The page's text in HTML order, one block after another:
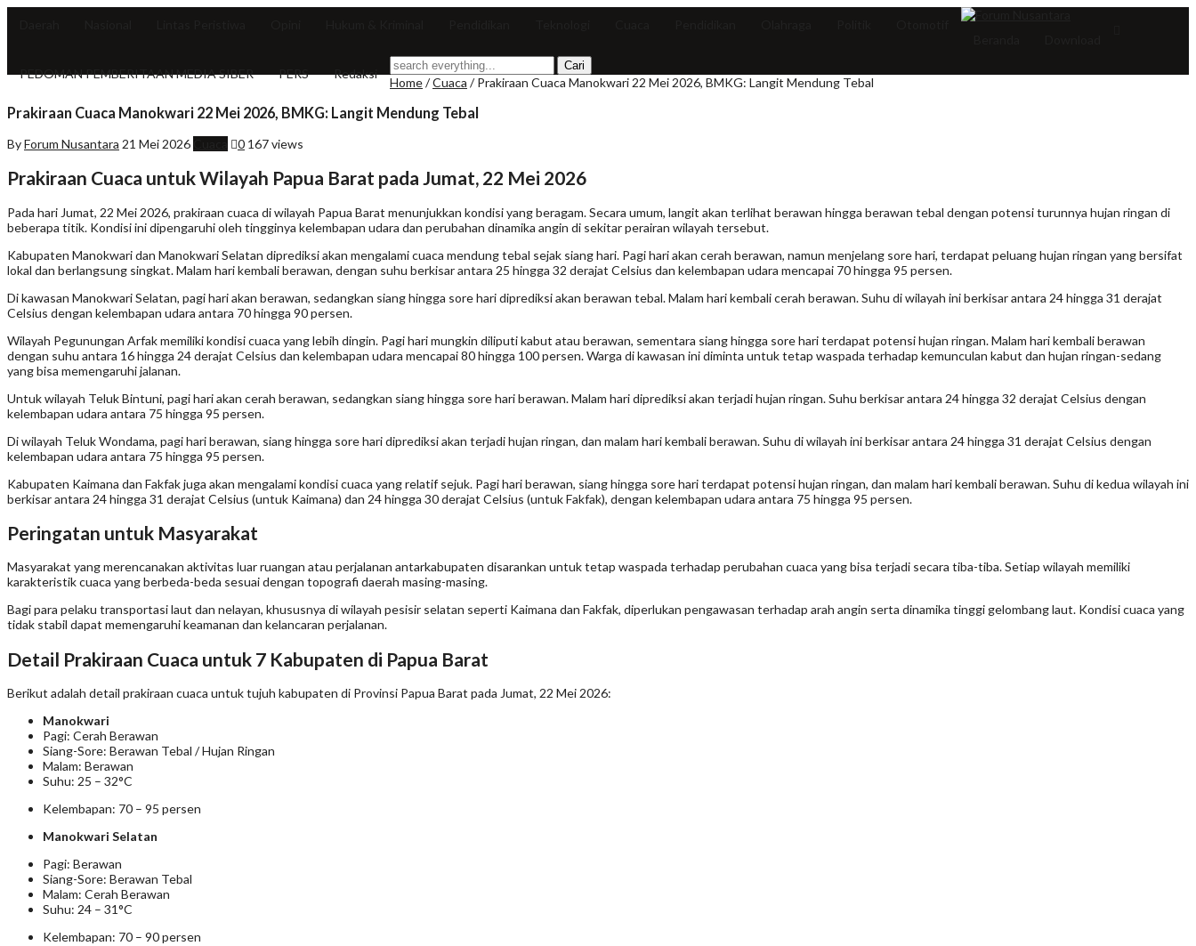
PEDOMAN PEMBERITAAN MEDIA SIBER PERS Redaksi
Home/Cuaca /Prakiraan Cuaca Manokwari 22 Mei 2026, BMKG: Langit Mendung Tebal
Prakiraan Cuaca Manokwari 22 Mei 2026, BMKG: Langit Mendung Tebal
ByForum Nusantara 21 Mei 2026 0 167 views
Prakiraan Cuaca untuk Wilayah Papua Barat pada Jumat, 22 Mei 2026
Pada hari Jumat, 22 Mei 2026, prakiraan cuaca di wilayah Papua Barat menunjukkan kondisi yang beragam. Secara umum, langit akan terlihat berawan hingga berawan tebal dengan potensi turunnya hujan ringan di
beberapa titik. Kondisi ini dipengaruhi oleh tingginya kelembapan udara dan perubahan dinamika angin di sekitar perairan wilayah tersebut.
Kabupaten Manokwari dan Manokwari Selatan diprediksi akan mengalami cuaca mendung tebal sejak siang hari. Pagi hari akan cerah berawan, namun menjelang sore hari, terdapat peluang hujan ringan yang bersifat
lokal dan berlangsung singkat. Malam hari kembali berawan, dengan suhu berkisar antara 25 hingga 32 derajat Celsius dan kelembapan udara mencapai 70 hingga 95 persen.
Di kawasan Manokwari Selatan, pagi hari akan berawan, sedangkan siang hingga sore hari diprediksi akan berawan tebal. Malam hari kembali cerah berawan. Suhu di wilayah ini berkisar antara 24 hingga 31 derajat
Celsius dengan kelembapan udara antara 70 hingga 90 persen.
Wilayah Pegunungan Arfak memiliki kondisi cuaca yang lebih dingin. Pagi hari mungkin diliputi kabut atau berawan, sementara siang hingga sore hari terdapat potensi hujan ringan. Malam hari kembali berawan
dengan suhu antara 16 hingga 24 derajat Celsius dan kelembapan udara mencapai 80 hingga 100 persen. Warga di kawasan ini diminta untuk tetap waspada terhadap kemunculan kabut dan hujan ringan-sedang
yang bisa memengaruhi jalanan.
Untuk wilayah Teluk Bintuni, pagi hari akan cerah berawan, sedangkan siang hingga sore hari berawan. Malam hari diprediksi akan terjadi hujan ringan. Suhu berkisar antara 24 hingga 32 derajat Celsius dengan
kelembapan udara antara 75 hingga 95 persen.
Di wilayah Teluk Wondama, pagi hari berawan, siang hingga sore hari diprediksi akan terjadi hujan ringan, dan malam hari kembali berawan. Suhu di wilayah ini berkisar antara 24 hingga 31 derajat Celsius dengan
kelembapan udara antara 75 hingga 95 persen.
Kabupaten Kaimana dan Fakfak juga akan mengalami kondisi cuaca yang relatif sejuk. Pagi hari berawan, siang hingga sore hari terdapat potensi hujan ringan, dan malam hari kembali berawan. Suhu di kedua wilayah ini
berkisar antara 24 hingga 31 derajat Celsius (untuk Kaimana) dan 24 hingga 30 derajat Celsius (untuk Fakfak), dengan kelembapan udara antara 75 hingga 95 persen.
Peringatan untuk Masyarakat
Masyarakat yang merencanakan aktivitas luar ruangan atau perjalanan antarkabupaten disarankan untuk tetap waspada terhadap perubahan cuaca yang bisa terjadi secara tiba-tiba. Setiap wilayah memiliki
karakteristik cuaca yang berbeda-beda sesuai dengan topografi daerah masing-masing.
Bagi para pelaku transportasi laut dan nelayan, khususnya di wilayah pesisir selatan seperti Kaimana dan Fakfak, diperlukan pengawasan terhadap arah angin serta dinamika tinggi gelombang laut. Kondisi cuaca yang
tidak stabil dapat memengaruhi keamanan dan kelancaran perjalanan.
Detail Prakiraan Cuaca untuk 7 Kabupaten di Papua Barat
Berikut adalah detail prakiraan cuaca untuk tujuh kabupaten di Provinsi Papua Barat pada Jumat, 22 Mei 2026:
Manokwari
Pagi: Cerah Berawan
Siang-Sore: Berawan Tebal / Hujan Ringan
Malam: Berawan
Suhu: 25 – 32°C
Kelembapan: 70 – 95 persen
Manokwari Selatan
Pagi: Berawan
Siang-Sore: Berawan Tebal
Malam: Cerah Berawan
Suhu: 24 – 31°C
Kelembapan: 70 – 90 persen